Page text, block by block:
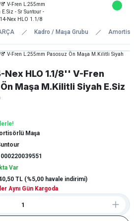
Kadro / Maşa Grubu
Nex HLO 1.1/8'' V-Fren
Maşa M.Kilitli Siyah E.Siz
Maşa
Var
TL (%5,00 havale indirimi)
Aynı Gün Kargoda